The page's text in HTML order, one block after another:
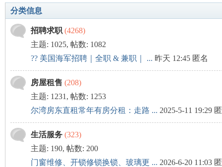
美
国
» ›
分类信息
招聘求职(4268)
主题: 1025, 帖数: 1082
?? 美国海军招聘｜全职 & 兼职｜ ... 昨天 12:45匿名
房屋租售 (208)
主题: 1231 , 帖数: 1253
尔湾房东直租常年有房分租：走路 ... 2025-5-11 19:29
生活服务(323)
主题: 190, 帖数: 200
门窗维修、开锁修锁换锁、玻璃更 ... 2026-6-20 11:03